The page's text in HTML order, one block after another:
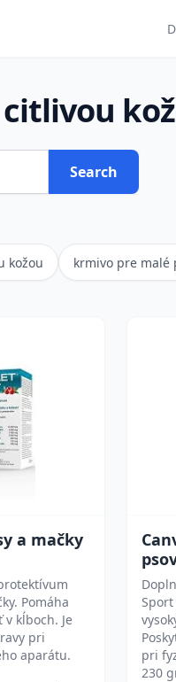
Search
kožou krmivo pre malé
a mačky
Pomáha
kĺboch. Je
pri
aparátu.
pri
230